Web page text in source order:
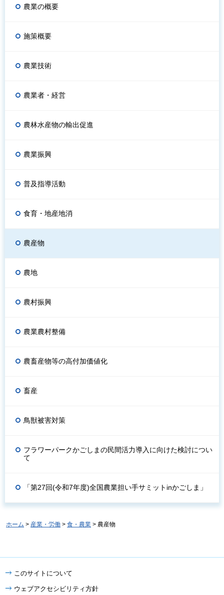
農業の概要
施策概要
農業技術
農業者・経営
農林水産物の輸出促進
農業振興
普及指導活動
食育・地産地消
農産物
農地
農村振興
農業農村整備
農畜産物等の高付加価値化
畜産
鳥獣被害対策
フラワーパークかごしまの民間活力導入に向けた検討につい
て
「第27回(令和7年度)全国農業担い手サミットinかごしま」
ホーム > 産業・労働 > 食・農業 > 農産物
このサイトについて
ウェブアクセシビリティ方針